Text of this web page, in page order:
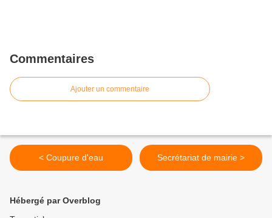
Commentaires
Ajouter un commentaire
< Coupure d'eau Secrétariat de mairie >
Hébergé par Overblog